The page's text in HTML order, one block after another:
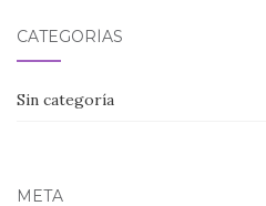
CATEGORÍAS
Sin categoría
META